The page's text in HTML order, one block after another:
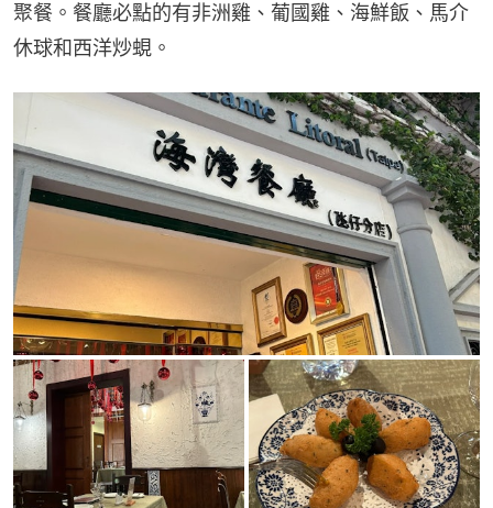
聚餐。餐廳必點的有非洲雞、葡國雞、海鮮飯、馬介
休球和西洋炒蜆。